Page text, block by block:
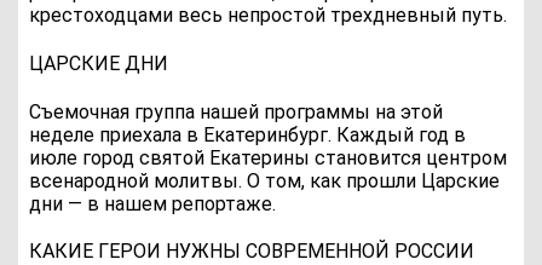
крестоходцами весь непростой трехдневный путь.
ЦАРСКИЕ ДНИ
Съемочная группа нашей программы на этой
неделе приехала в Екатеринбург. Каждый год в
июле город святой Екатерины становится центром
всенародной молитвы. О том, как прошли Царские
дни — в нашем репортаже.
КАКИЕ ГЕРОИ НУЖНЫ СОВРЕМЕННОЙ РОССИИ